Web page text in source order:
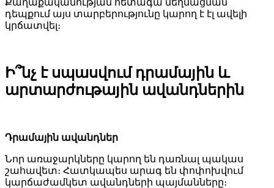
Քաղաքականության հետագա մեղմացման
դեպքում այս տարբերությունը կարող է էլ ավելի
կրճատվել։
Ի՞նչ է սպասվում դրամային և
արտարժութային ավանդներին
Դրամային ավանդներ
Նոր առաջարկները կարող են դառնալ պակաս
շահավետ։ Հատկապես արագ են փոփոխվում
կարճաժամկետ ավանդների պայմանները։